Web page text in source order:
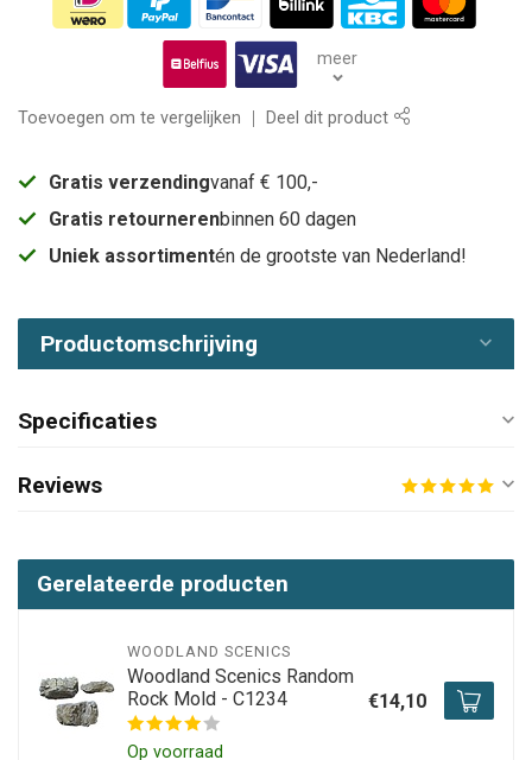
meer
Toevoegen om te vergelijken Deel dit product
Gratis verzendingvanaf € 100,-
Gratis retournerenbinnen 60 dagen
Uniek assortimentén de grootste van Nederland!
Productomschrijving
Specificaties
Reviews
Gerelateerde producten
WOODLAND SCENICS
Woodland Scenics Random
Rock Mold - C1234
Op voorraad
€14,10